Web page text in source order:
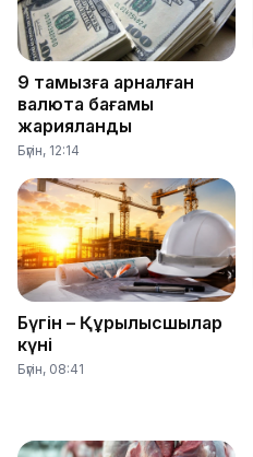
9 тамызға арналған
валюта бағамы
жарияланды
Бүгін, 12:14
Бүгін – Құрылысшылар
күні
Бүгін, 08:41